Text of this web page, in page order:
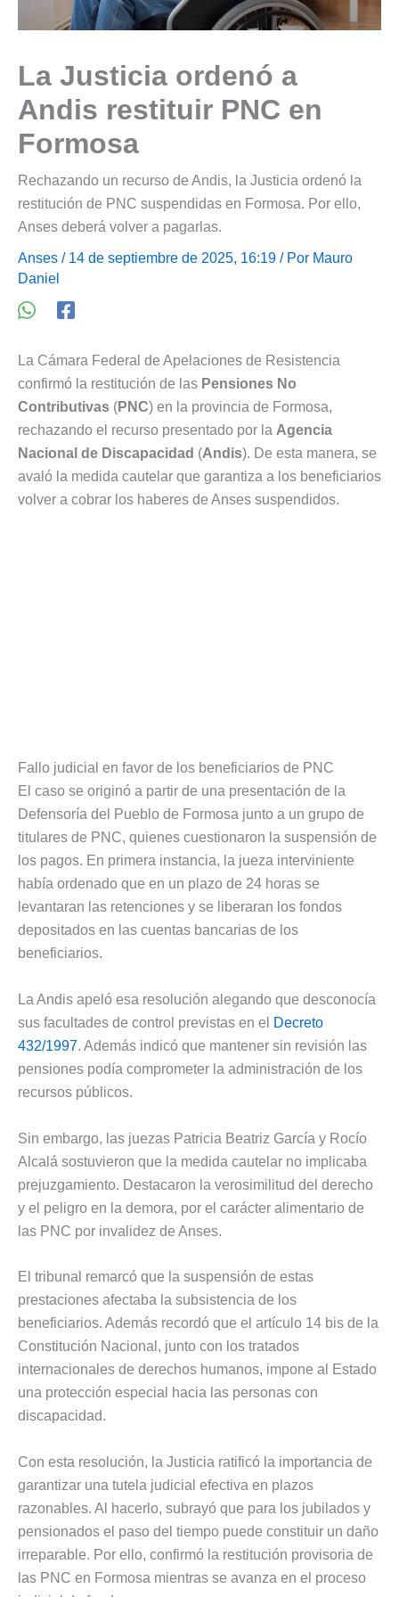
La Justicia ordenó a
Andis restituir PNC en
Formosa
Rechazando un recurso de Andis, la Justicia ordenó la
restitución de PNC suspendidas en Formosa. Por ello,
Anses deberá volver a pagarlas.
Anses / 14 de septiembre de 2025, 16:19 / Por Mauro
Daniel
La Cámara Federal de Apelaciones de Resistencia
confirmó la restitución de las Pensiones No
Contributivas (PNC) en la provincia de Formosa,
rechazando el recurso presentado por la Agencia
Nacional de Discapacidad (Andis). De esta manera, se
avaló la medida cautelar que garantiza a los beneficiarios
volver a cobrar los haberes de Anses suspendidos.
Fallo judicial en favor de los beneficiarios de PNC
El caso se originó a partir de una presentación de la
Defensoría del Pueblo de Formosa junto a un grupo de
titulares de PNC, quienes cuestionaron la suspensión de
los pagos. En primera instancia, la jueza interviniente
había ordenado que en un plazo de 24 horas se
levantaran las retenciones y se liberaran los fondos
depositados en las cuentas bancarias de los
beneficiarios.
La Andis apeló esa resolución alegando que desconocía
sus facultades de control previstas en el
Decreto
432/1997. Además indicó que mantener sin revisión las
pensiones podía comprometer la administración de los
recursos públicos.
Sin embargo, las juezas Patricia Beatriz García y Rocío
Alcalá sostuvieron que la medida cautelar no implicaba
prejuzgamiento. Destacaron la verosimilitud del derecho
y el peligro en la demora, por el carácter alimentario de
las PNC por invalidez de Anses.
El tribunal remarcó que la suspensión de estas
prestaciones afectaba la subsistencia de los
beneficiarios. Además recordó que el artículo 14 bis de la
Constitución Nacional, junto con los tratados
internacionales de derechos humanos, impone al Estado
una protección especial hacia las personas con
discapacidad.
Con esta resolución, la Justicia ratificó la importancia de
garantizar una tutela judicial efectiva en plazos
razonables. Al hacerlo, subrayó que para los jubilados y
pensionados el paso del tiempo puede constituir un daño
irreparable. Por ello, confirmó la restitución provisoria de
las PNC en Formosa mientras se avanza en el proceso